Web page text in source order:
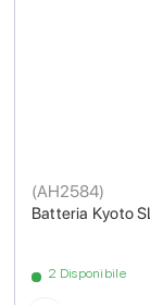
Batteria Kyoto
(AH2584)
2 Disponibile